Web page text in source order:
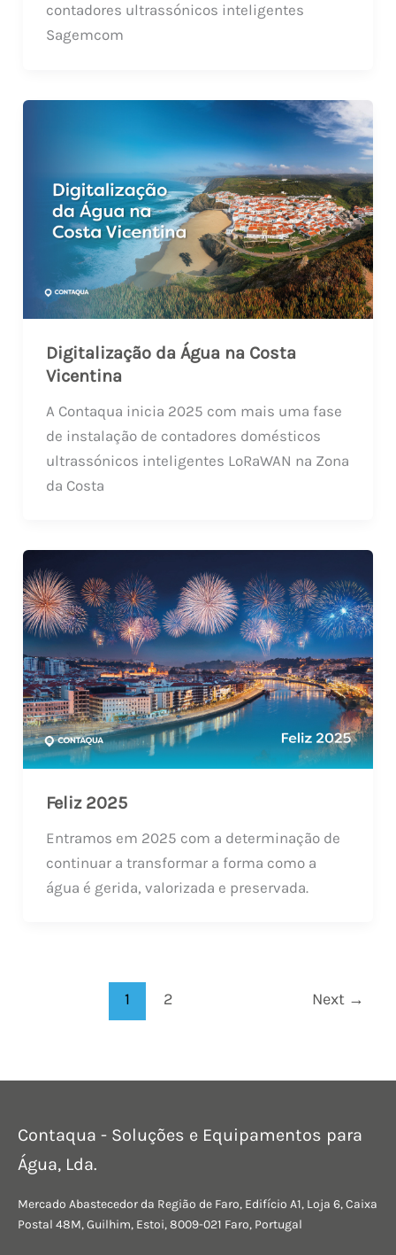
contadores ultrassónicos inteligentes
Sagemcom
Digitalização da Água na Costa
Vicentina
A Contaqua inicia 2025 com mais uma fase
de instalação de contadores domésticos
ultrassónicos inteligentes LoRaWAN na Zona
da Costa
Feliz 2025
Entramos em 2025 com a determinação de
continuar a transformar a forma como a
água é gerida, valorizada e preservada.
1 2 Next →
Contaqua - Soluções e Equipamentos para
Água, Lda.
Mercado Abastecedor da Região de Faro, Edifício A1, Loja 6, Caixa
Postal 48M, Guilhim, Estoi, 8009-021 Faro, Portugal